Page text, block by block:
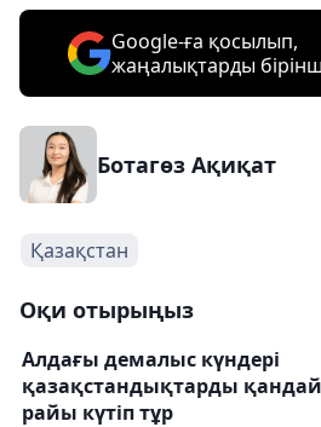
Google-ға қосылып,
жаңалықтарды
Ботагөз Ақиқат
Қазақстан
Оқи отырыңыз
Алдағы демалыс күндері
қазақстандықтарды
райы күтіп тұр